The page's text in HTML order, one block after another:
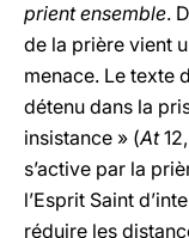
prient ensemble.
de la prière vient
menace. Le texte
détenu dans la
insistance » (At
s’active par la
l’Esprit Saint
réduire les